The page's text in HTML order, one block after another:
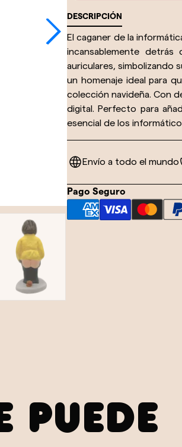
DESCRIPCIÓN
El caganer de la
incansablemente
auriculares, simbolizando
un homenaje ideal para
colección navideña. Con
digital. Perfecto para
esencial de los
Envío a todo el mundo
Pago Seguro
PUEDE